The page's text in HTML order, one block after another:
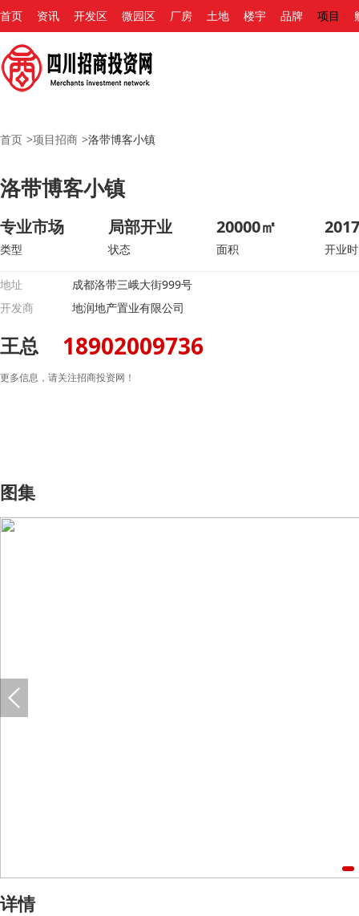
首页 资讯 开发区 微园区 厂房 土地 楼宇 品牌 项目
首页 >项目招商 >洛带博客小镇
洛带博客小镇
专业市场
类型
局部开业
状态
20000㎡
面积 开业
地址
成都洛带三峨大街999号
开发商
地润地产置业有限公司
王总 18902009736
更多信息，请关注招商投资网！
图集
详情